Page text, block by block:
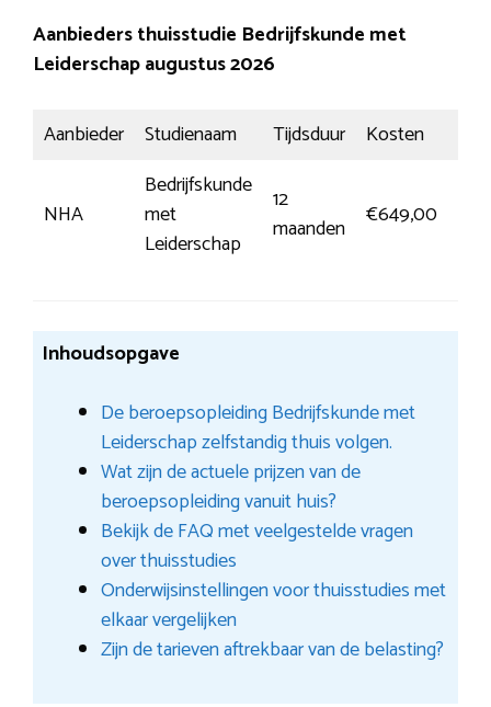
Aanbieders thuisstudie Bedrijfskunde met
Leiderschap augustus 2026
Aanbieder Studienaam Tijdsduur Kosten
NHA
Bedrijfskunde
met
Leiderschap
12
maanden
€649,00
Inhoudsopgave
De beroepsopleiding Bedrijfskunde met
Leiderschap zelfstandig thuis volgen.
Wat zijn de actuele prijzen van de
beroepsopleiding vanuit huis?
Bekijk de FAQ met veelgestelde vragen
over thuisstudies
Onderwijsinstellingen voor thuisstudies met
elkaar vergelijken
Zijn de tarieven aftrekbaar van de belasting?